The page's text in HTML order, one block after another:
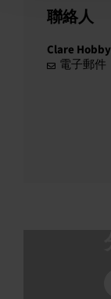
聯絡人
Clare Hobby
電子郵件